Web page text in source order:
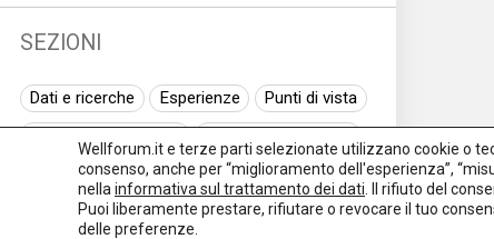
SEZIONI
Dati e ricerche Esperienze
Punti di vista
Normativa europea
Rassegna normativa
I seminari di Welforum
Eventi
Wellforum.it e terze parti selezionate utilizzano cookie o
consenso, anche per “miglioramento dell'esperienza”,
nella informativa sul trattamento dei dati . Il rifiuto del
Puoi liberamente prestare, rifiutare o revocare il tuo
delle preferenze.